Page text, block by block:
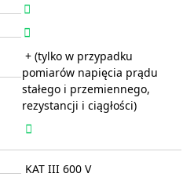
+ (tylko w przypadku
pomiarów napięcia prądu
stałego i przemiennego,
rezystancji i ciągłości)
KAT III 600 V